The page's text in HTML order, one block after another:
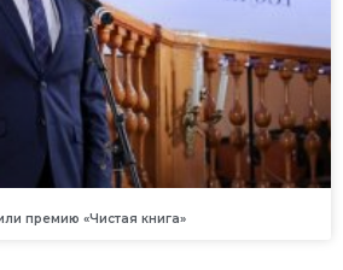
премию «Чистая книга»